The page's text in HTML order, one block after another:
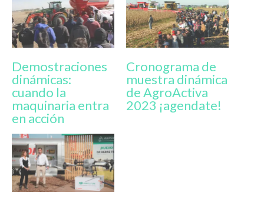
Demostraciones
dinámicas:
cuando la
maquinaria entra
en acción
Cronograma de
muestra dinámica
de AgroActiva
2023 ¡agendate!